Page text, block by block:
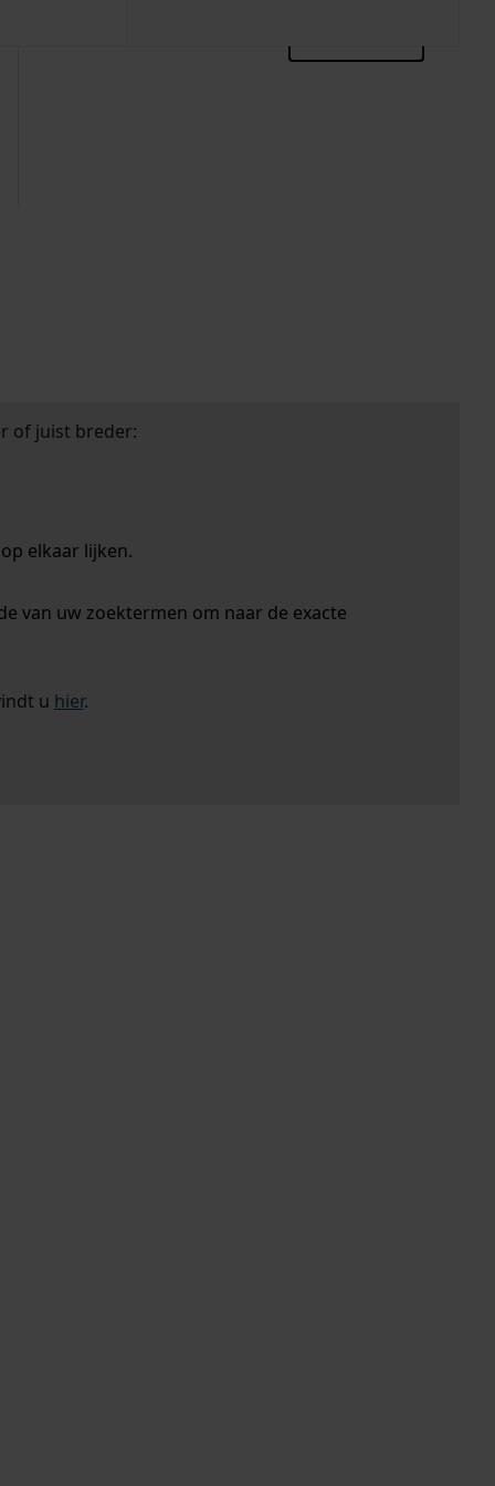
of juist breder:
elkaar lijken.
van uw zoektermen om naar de exacte
u hier.